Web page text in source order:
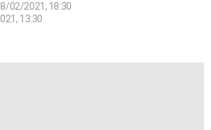
02/2021, 18:30
13:30